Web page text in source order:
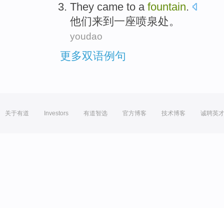
They came to a fountain.
他们来到 一座喷泉处。
youdao
更多双语例句
关于有道 Investors 有道智选 官方博客 技术博客 诚聘英才